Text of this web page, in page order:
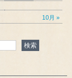
10月 »